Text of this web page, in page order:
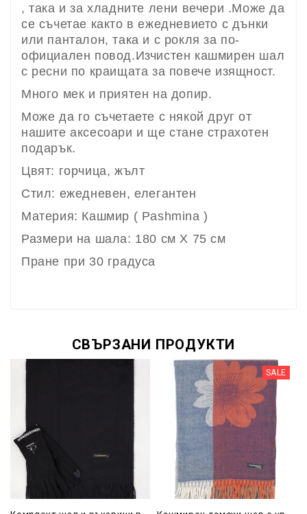
, така и за хладните лени вечери .Може да
се съчетае както в ежедневието с дънки
или панталон, така и с рокля за по-
официален повод.Изчистен кашмирен шал
с ресни по краищата за повече изящност.
Много мек и приятен на допир.
Може да го съчетаете с някой друг от
нашите аксесоари и ще стане страхотен
подарък.
Цвят: горчица, жълт
Стил: ежедневен, елегантен
Материя: Кашмир ( Pashmina )
Размери на шала: 180 см X 75 см
Пране при 30 градуса
СВЪРЗАНИ ПРОДУКТИ
SALE